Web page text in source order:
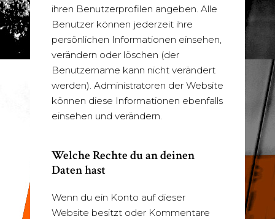
ihren Benutzerprofilen angeben. Alle
Benutzer können jederzeit ihre
persönlichen Informationen einsehen,
verändern oder löschen (der
Benutzername kann nicht verändert
werden). Administratoren der Website
können diese Informationen ebenfalls
einsehen und verändern.
Welche Rechte du an deinen
Daten hast
Wenn du ein Konto auf dieser
Website besitzt oder Kommentare